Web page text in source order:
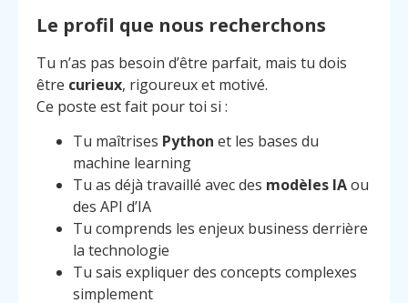
Le profil que nous recherchons
Tu n’as pas besoin d’être parfait, mais tu dois
être curieux, rigoureux et motivé.
Ce poste est fait pour toi si :
Tu maîtrises Python et les bases du
machine learning
Tu as déjà travaillé avec des modèles IAou
des API d’IA
Tu comprends les enjeux business derrière
la technologie
Tu sais expliquer des concepts complexes
simplement